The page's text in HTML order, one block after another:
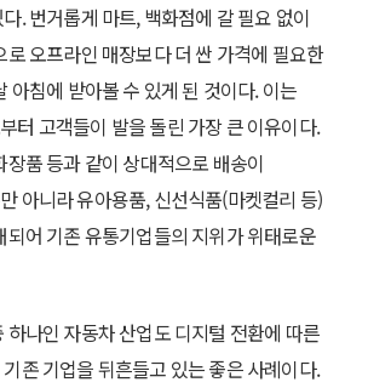
. 번거롭게 마트, 백화점에 갈 필요 없이
로 오프라인 매장보다 더 싼 가격에 필요한
아침에 받아볼 수 있게 된 것이다. 이는
터 고객들이 발을 돌린 가장 큰 이유이다.
품 등과 같이 상대적으로 배송이
아니라 유아용품, 신선식품(마켓컬리 등)
되어 기존 유통기업들의 지위가 위태로운
하나인 자동차 산업도 디지털 전환에 따른
존 기업을 뒤흔들고 있는 좋은 사례이다.